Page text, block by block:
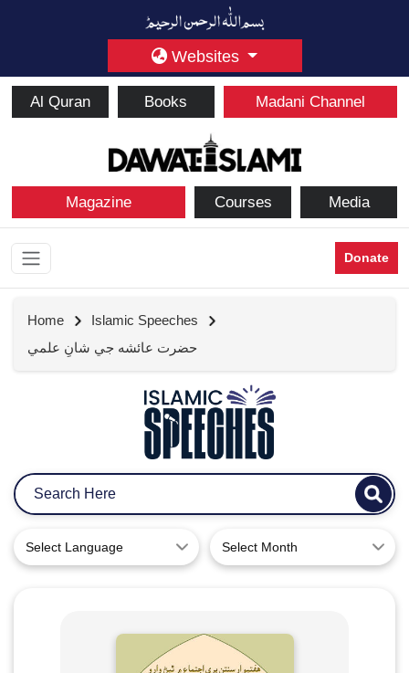
Websites
Al Quran Books Madani Channel
Magazine Courses Media
Donate
Home
Islamic Speeches
حضرت عائشه جي شانِ علمي
Select Language Select Month